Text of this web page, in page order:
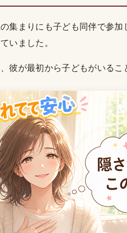
集まりにも子ども同伴で参加
いました。
彼が最初から子どもがいるこ